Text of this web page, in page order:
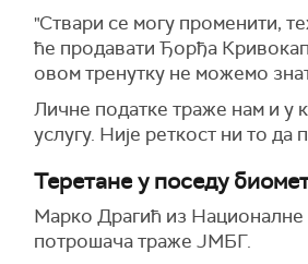
"Ствари се могу променити,
ће продавати Ђорђа
овом тренутку не можемо
Личне податке траже нам и у
услугу. Није реткост ни то да
Теретане у поседу
Марко Драгић из Националне
потрошача траже ЈМБГ.